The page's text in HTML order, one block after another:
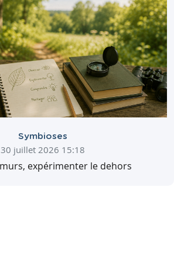
Symbioses
30 juillet 2026 15:18
expérimenter le dehors